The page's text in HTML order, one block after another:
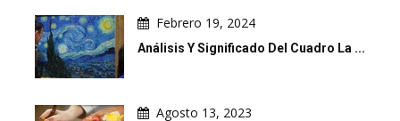
Febrero 19, 2024
Análisis Y Significado Del Cuadro La ...
Agosto 13, 2023